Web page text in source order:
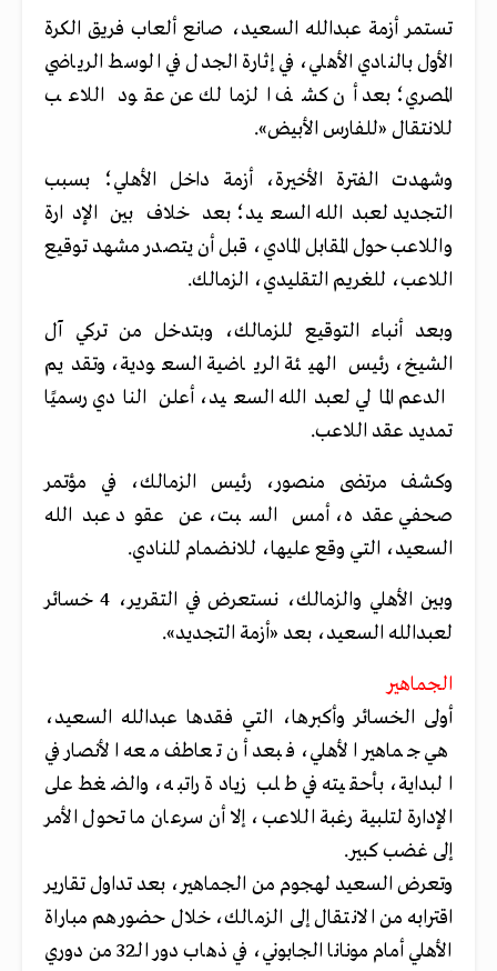
تستمر أزمة عبدالله السعيد، صانع ألعاب فريق الكرة
الأول بالنادي الأهلي، في إثارة الجدل في الوسط الرياضي
المصري؛ بعد أن كشف الزمالك عن عقود اللاعب
للانتقال «للفارس الأبيض».
وشهدت الفترة الأخيرة، أزمة داخل الأهلي؛ بسبب
التجديد لعبدالله السعيد؛ بعد خلاف بين الإدارة
واللاعب حول المقابل المادي، قبل أن يتصدر مشهد توقيع
اللاعب، للغريم التقليدي، الزمالك.
وبعد أنباء التوقيع للزمالك، وبتدخل من تركي آل
الشيخ، رئيس الهيئة الرياضية السعودية، وتقديم
الدعم المالي لعبدالله السعيد، أعلن النادي رسميًا
تمديد عقد اللاعب.
وكشف مرتضى منصور، رئيس الزمالك، في مؤتمر
صحفي عقده، أمس السبت، عن عقود عبدالله
السعيد، التي وقع عليها، للانضمام للنادي.
وبين الأهلي والزمالك، نستعرض في التقرير، 4 خسائر
لعبدالله السعيد، بعد «أزمة التجديد».
الجماهير
أولى الخسائر وأكبرها، التي فقدها عبدالله السعيد،
هي جماهير الأهلي، فبعد أن تعاطف معه الأنصار في
البداية، بأحقيته في طلب زيادة راتبه، والضغط على
الإدارة لتلبية رغبة اللاعب، إلا أن سرعان ما تحول الأمر
إلى غضب كبير.
وتعرض السعيد لهجوم من الجماهير، بعد تداول تقارير
اقترابه من الانتقال إلى الزمالك، خلال حضورهم مباراة
الأهلي أمام مونانا الجابوني، في ذهاب دور الـ32 من دوري